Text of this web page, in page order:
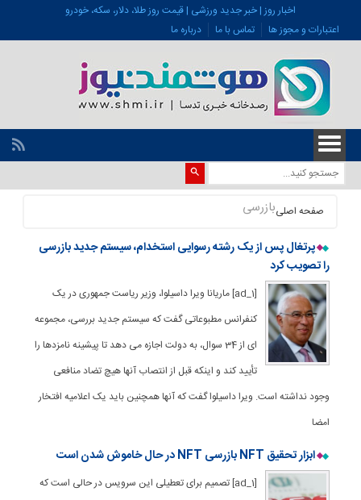
اخبار روز | خبر جدید ورزشی | قیمت روز طلا، دلار، سکه، خودرو
اعتبارات و مجوز ها
تماس با ما درباره ما
صفحه اصلیبازرسی
پرتغال پس از یک رشته رسوایی استخدام، سیستم جدید بازرسی
را تصویب کرد
[ad_1] ماریانا ویرا داسیلوا، وزیر ریاست جمهوری در یک
کنفرانس مطبوعاتی گفت که سیستم جدید بررسی، مجموعه
ای از 34 سوال، به دولت اجازه می دهد تا پیشینه نامزدها را
تأیید کند و اینکه قبل از انتصاب آنها هیچ تضاد منافعی
وجود نداشته است. ویرا داسیلوا گفت که آنها همچنین باید یک اعلامیه افتخار
امضا
ابزار تحقیق NFT بازرسی NFT در حال خاموش شدن است
[ad_1] تصمیم برای تعطیلی این سرویس در حالی است که